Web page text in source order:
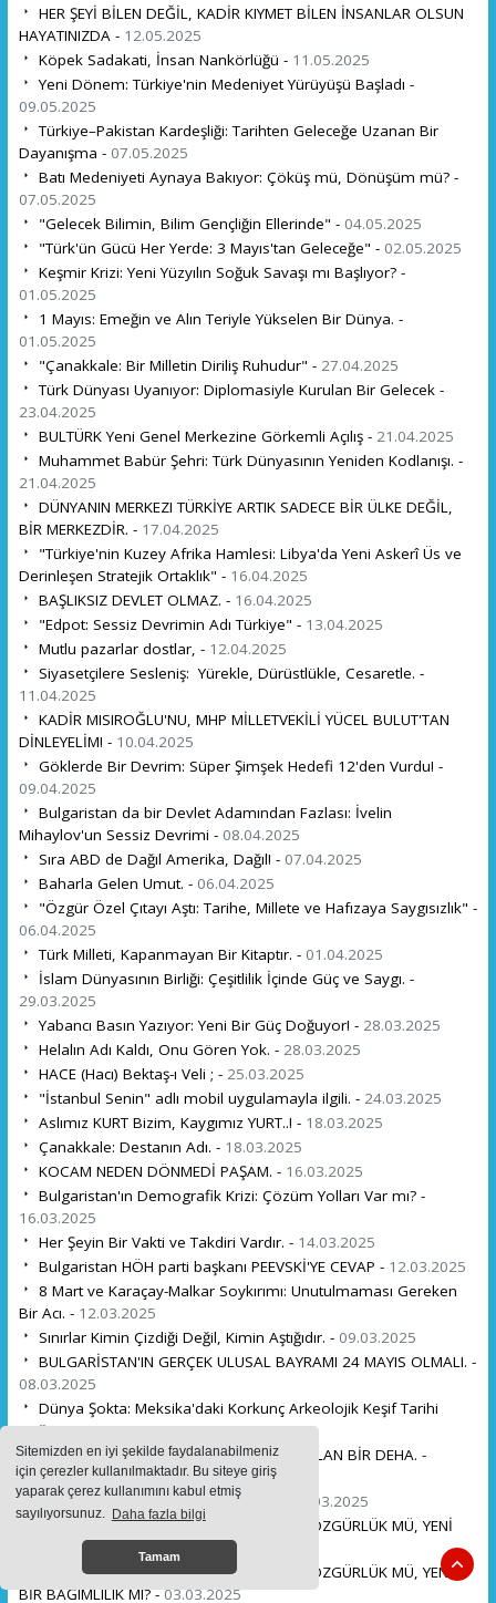
Sitemizden en iyi şekilde faydalanabilmeniz
için çerezler kullanılmaktadır. Bu siteye giriş
yaparak çerez kullanımını kabul etmiş
sayılıyorsunuz. Daha fazla bilgi
Tamam
HER ŞEYİ BİLEN DEĞİL, KADİR KIYMET BİLEN İNSANLAR OLSUN
HAYATINIZDA - 12.05.2025
Köpek Sadakati, İnsan Nankörlüğü - 11.05.2025
Yeni Dönem: Türkiye'nin Medeniyet Yürüyüşü Başladı -
09.05.2025
Türkiye–Pakistan Kardeşliği: Tarihten Geleceğe Uzanan Bir
Dayanışma - 07.05.2025
Batı Medeniyeti Aynaya Bakıyor: Çöküş mü, Dönüşüm mü? -
07.05.2025
"Gelecek Bilimin, Bilim Gençliğin Ellerinde" - 04.05.2025
"Türk'ün Gücü Her Yerde: 3 Mayıs'tan Geleceğe" - 02.05.2025
Keşmir Krizi: Yeni Yüzyılın Soğuk Savaşı mı Başlıyor? -
01.05.2025
1 Mayıs: Emeğin ve Alın Teriyle Yükselen Bir Dünya. -
01.05.2025
"Çanakkale: Bir Milletin Diriliş Ruhudur" - 27.04.2025
Türk Dünyası Uyanıyor: Diplomasiyle Kurulan Bir Gelecek -
23.04.2025
BULTÜRK Yeni Genel Merkezine Görkemli Açılış - 21.04.2025
Muhammet Babür Şehri: Türk Dünyasının Yeniden Kodlanışı. -
21.04.2025
DÜNYANIN MERKEZI TÜRKİYE ARTIK SADECE BİR ÜLKE DEĞİL,
BİR MERKEZDİR. - 17.04.2025
"Türkiye'nin Kuzey Afrika Hamlesi: Libya'da Yeni Askerî Üs ve
Derinleşen Stratejik Ortaklık" - 16.04.2025
BAŞLIKSIZ DEVLET OLMAZ. - 16.04.2025
"Edpot: Sessiz Devrimin Adı Türkiye" - 13.04.2025
Mutlu pazarlar dostlar, - 12.04.2025
Siyasetçilere Sesleniş: Yürekle, Dürüstlükle, Cesaretle. -
11.04.2025
KADİR MISIROĞLU'NU, MHP MİLLETVEKİLİ YÜCEL BULUT'TAN
DİNLEYELİM! - 10.04.2025
Göklerde Bir Devrim: Süper Şimşek Hedefi 12'den Vurdu! -
09.04.2025
Bulgaristan da bir Devlet Adamından Fazlası: İvelin
Mihaylov'un Sessiz Devrimi - 08.04.2025
Sıra ABD de Dağıl Amerika, Dağıl! - 07.04.2025
Baharla Gelen Umut. - 06.04.2025
"Özgür Özel Çıtayı Aştı: Tarihe, Millete ve Hafızaya Saygısızlık" -
06.04.2025
Türk Milleti, Kapanmayan Bir Kitaptır. - 01.04.2025
İslam Dünyasının Birliği: Çeşitlilik İçinde Güç ve Saygı. -
29.03.2025
Yabancı Basın Yazıyor: Yeni Bir Güç Doğuyor! - 28.03.2025
Helalın Adı Kaldı, Onu Gören Yok. - 28.03.2025
HACE (Hacı) Bektaş-ı Veli ; - 25.03.2025
"İstanbul Senin" adlı mobil uygulamayla ilgili. - 24.03.2025
Aslımız KURT Bizim, Kaygımız YURT..! - 18.03.2025
Çanakkale: Destanın Adı. - 18.03.2025
KOCAM NEDEN DÖNMEDİ PAŞAM. - 16.03.2025
Bulgaristan'ın Demografik Krizi: Çözüm Yolları Var mı? -
16.03.2025
Her Şeyin Bir Vakti ve Takdiri Vardır. - 14.03.2025
Bulgaristan HÖH parti başkanı PEEVSKİ'YE CEVAP - 12.03.2025
8 Mart ve Karaçay-Malkar Soykırımı: Unutulmaması Gereken
Bir Acı. - 12.03.2025
Sınırlar Kimin Çizdiği Değil, Kimin Aştığıdır. - 09.03.2025
BULGARİSTAN'IN GERÇEK ULUSAL BAYRAMI 24 MAYIS OLMALI. -
08.03.2025
Dünya Şokta: Meksika'daki Korkunç Arkeolojik Keşif Tarihi
Değiştiriyor! -06.03.2025
NURİ KİLLİGİL: TARİHİN GÖLGESİNDE KALAN BİR DEHA. -
05.03.2025
Modern Kölelik ve Mücadele Ruhu. -
05.03.2025
BULGARİSTAN'DA 3 MART TARTIŞMASI: ÖZGÜRLÜK MÜ, YENİ
BİR BAĞIMLILIK MI? -
03.03.2025
BULGARİSTAN'DA 3 MART TARTIŞMASI: ÖZGÜRLÜK MÜ, YENİ
BİR BAĞIMLILIK MI? -03.03.2025